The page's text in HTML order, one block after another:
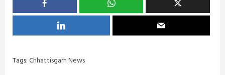
Tags:Chhattisgarh News